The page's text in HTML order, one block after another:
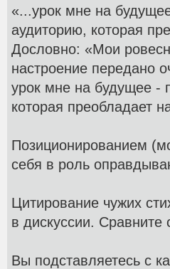
«...урок мне на
аудиторию, которая
Дословно: «Мои
настроение передано
урок мне на будущее -
которая преобладает
Позиционированием
себя в роль
Цитирование чужих
в дискуссии.
Вы подставляетесь с